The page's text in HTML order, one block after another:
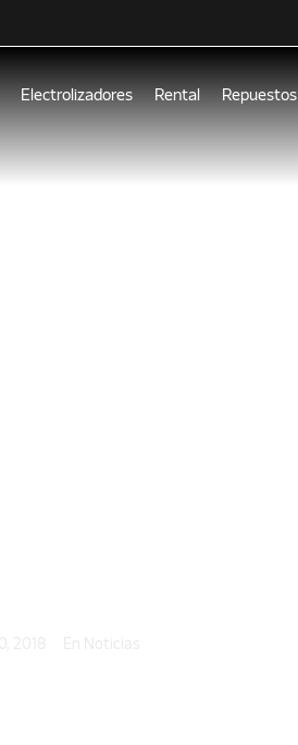
Electrolizadores Rental Repuestos